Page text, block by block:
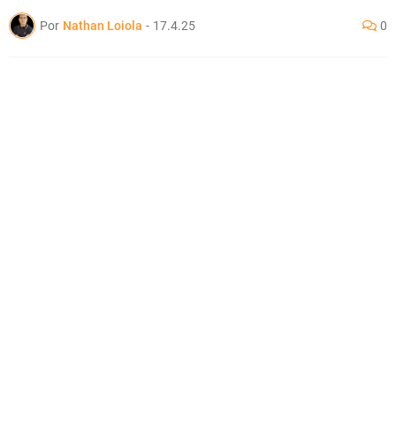
Por Nathan Loiola - 17.4.25 0